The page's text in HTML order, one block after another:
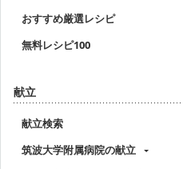
おすすめ厳選レシピ
無料レシピ100
献立
献立検索
筑波大学附属病院の献立